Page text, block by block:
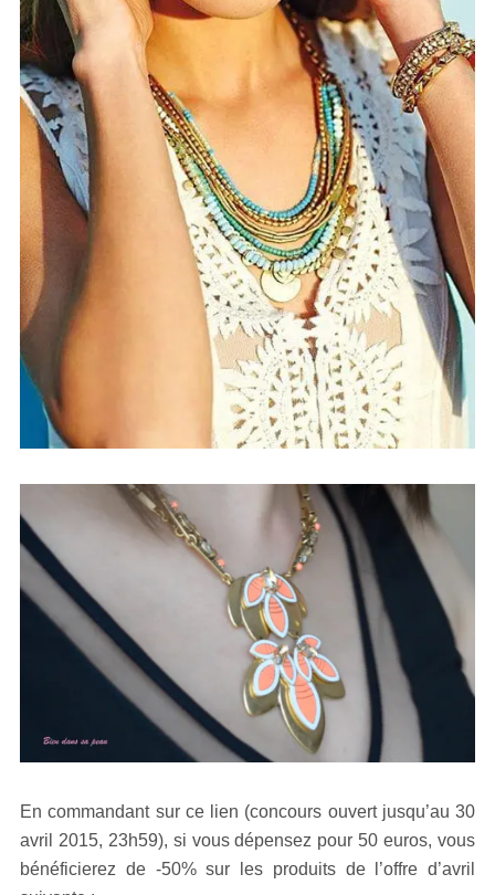
En commandant sur ce lien (concours ouvert jusqu’au 30
avril 2015, 23h59), si vous dépensez pour 50 euros, vous
bénéficierez de -50% sur les produits de l’offre d’avril